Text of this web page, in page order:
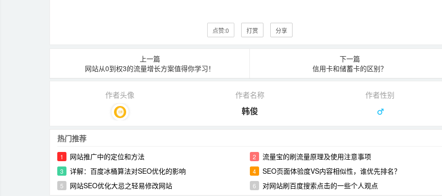
点赞:0 打赏 分享
上一篇
网站从0到权3的流量增长方案值得你学习！
下一篇
信用卡和储蓄卡的区别？
作者头像 作者名称 作者性别
韩俊
热门推荐
1 网站推广中的定位和方法 2 流量宝的刷流量原理及使用注意事项
3 详解：百度冰桶算法对SEO优化的影响 4 SEO页面体验度VS内容相似性，谁优先排名？
5 网站SEO优化大忌之轻易修改网站 6 对网站刷百度搜索点击的一些个人观点